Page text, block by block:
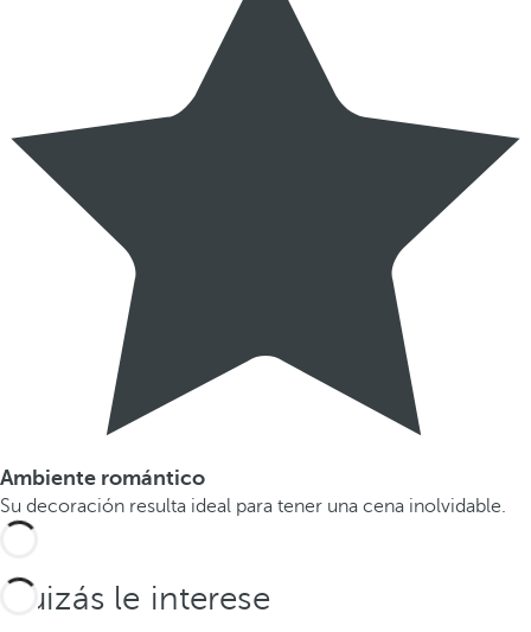
Ambiente romántico
Su decoración resulta ideal para tener una cena inolvidable.
Quizás le interese